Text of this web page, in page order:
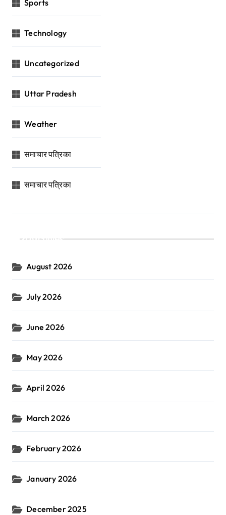
Sports
Technology
Uncategorized
Uttar Pradesh
Weather
समाचार पत्रिका
समाचार पत्रिका
Archives
August 2026
July 2026
June 2026
May 2026
April 2026
March 2026
February 2026
January 2026
December 2025